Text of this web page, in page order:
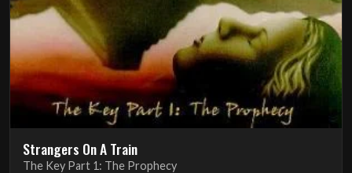
Strangers On A Train
The Key Part 1: The Prophecy